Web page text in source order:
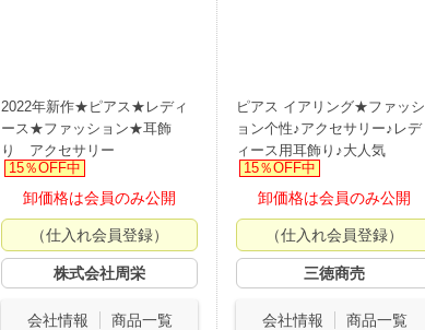
2022年新作★ピアス★レディ
ース★ファッション★耳飾
り アクセサリー
15％OFF中
卸価格は会員のみ公開
（仕入れ会員登録）
株式会社周栄
会社情報 商品一覧
ピアス イアリング★ファッシ
ョン个性♪アクセサリー♪レデ
ィース用耳飾り♪大人気
15％OFF中
卸価格は会員のみ公開
（仕入れ会員登録）
三徳商売
会社情報 商品一覧